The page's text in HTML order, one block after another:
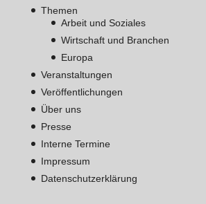
Themen
Arbeit und Soziales
Wirtschaft und Branchen
Europa
Veranstaltungen
Veröffentlichungen
Über uns
Presse
Interne Termine
Impressum
Datenschutzerklärung